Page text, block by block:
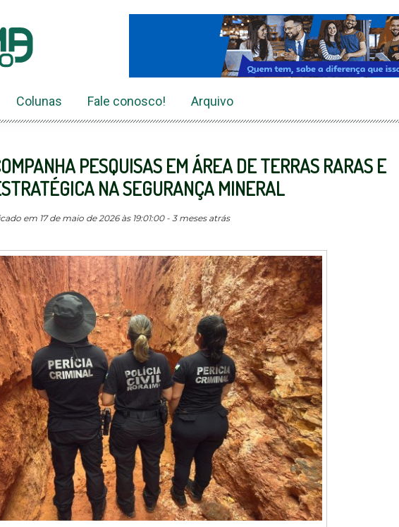
Colunas Fale conosco! Arquivo
PESQUISAS EM ÁREA DE TERRAS RARAS E
NA SEGURANÇA MINERAL
em 17 de maio de 2026 às 19:01:00 - 3 meses atrás